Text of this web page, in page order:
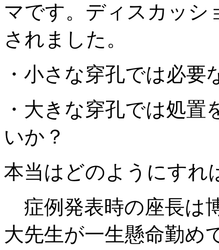
マです。ディスカッシ
されました。
・小さな穿孔では必
・大きな穿孔では処
いか？
本当はどのようにすれ
症例発表時の座長は
大先生が一生懸命勤め